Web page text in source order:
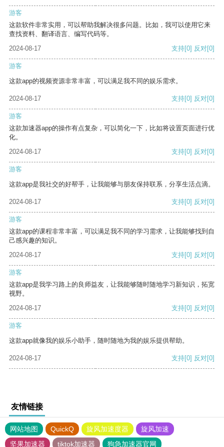
游客
这款软件非常实用，可以帮助我解决很多问题。比如，我可以使用它来
查找资料、翻译语言、编写代码等。
2024-08-17
支持[0] 反对[0]
游客
这款app的视频资源非常丰富，可以满足我不同的娱乐需求。
2024-08-17 支持[0] 反对[0]
游客
这款加速器app的操作有点复杂，可以简化一下，比如将设置页面进行优
化。
2024-08-17
支持[0] 反对[0]
游客
这款app是我社交的好帮手，让我能够与朋友保持联系，分享生活点滴。
2024-08-17 支持[0] 反对[0]
游客
这款app的课程非常丰富，可以满足我不同的学习需求，让我能够找到自
己感兴趣的知识。
2024-08-17
支持[0] 反对[0]
游客
这款app是我学习路上的良师益友，让我能够随时随地学习新知识，拓宽
视野。
2024-08-17
支持[0] 反对[0]
游客
这款app就像我的娱乐小助手，随时随地为我的娱乐提供帮助。
2024-08-17 支持[0] 反对[0]
友情链接
网站地图 QuickQ 旋风加速度器
旋风加速
坚果加速器
tiktok加速器 狗急加速器官网